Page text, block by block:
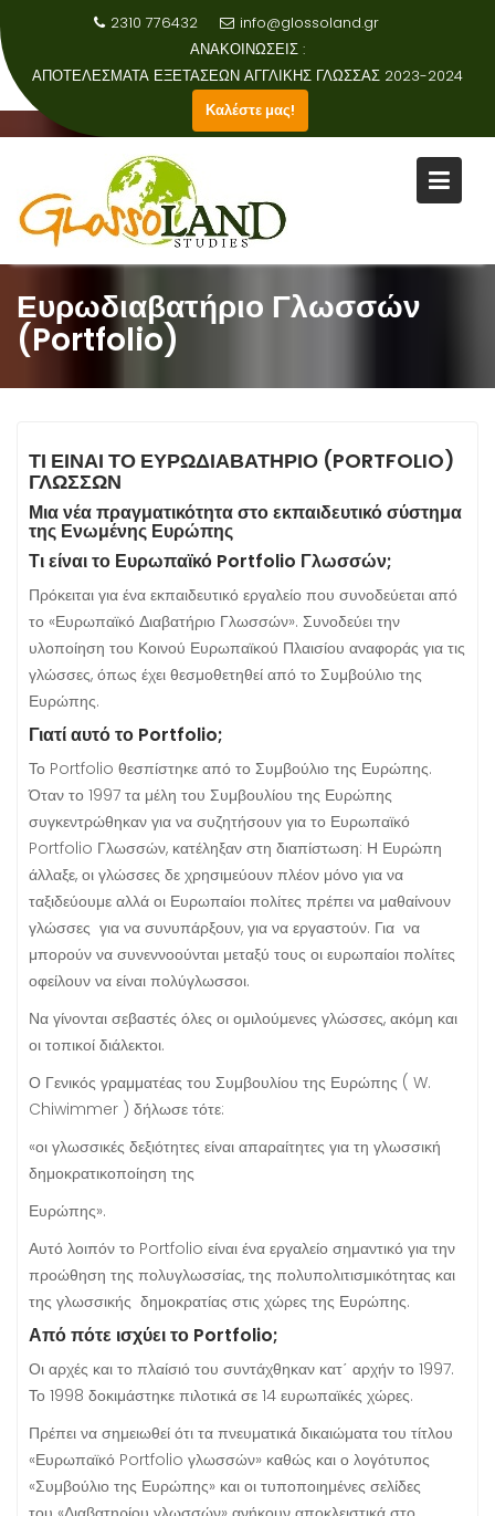
2310 776432
info@glossoland.gr
ΑΝΑΚΟΙΝΩΣΕΙΣ :
ΑΠΟΤΕΛΕΣΜΑΤΑ ΕΞΕΤΑΣΕΩΝ ΑΓΓΛΙΚΗΣ ΓΛΩΣΣΑΣ 2023-2024
Καλέστε μας!
Ευρωδιαβατήριο Γλωσσών
(Portfolio)
ΤΙ ΕΙΝΑΙ ΤΟ ΕΥΡΩΔΙΑΒΑΤΗΡΙΟ (PORTFOLIO)
ΓΛΩΣΣΩΝ
Μια νέα πραγματικότητα στο εκπαιδευτικό σύστημα
της Ενωμένης Ευρώπης
Τι είναι το Ευρωπαϊκό Portfolio Γλωσσών;
Πρόκειται για ένα εκπαιδευτικό εργαλείο που συνοδεύεται από
το «Ευρωπαϊκό Διαβατήριο Γλωσσών». Συνοδεύει την
υλοποίηση του Κοινού Ευρωπαϊκού Πλαισίου αναφοράς για τις
γλώσσες, όπως έχει θεσμοθετηθεί από το Συμβούλιο της
Ευρώπης.
Γιατί αυτό το Portfolio;
Το Portfolio θεσπίστηκε από το Συμβούλιο της Ευρώπης.
Όταν το 1997 τα μέλη του Συμβουλίου της Ευρώπης
συγκεντρώθηκαν για να συζητήσουν για το Ευρωπαϊκό
Portfolio Γλωσσών, κατέληξαν στη διαπίστωση: Η Ευρώπη
άλλαξε, οι γλώσσες δε χρησιμεύουν πλέον μόνο για να
ταξιδεύουμε αλλά οι Ευρωπαίοι πολίτες πρέπει να μαθαίνουν
γλώσσες για να συνυπάρξουν, για να εργαστούν. Για να
μπορούν να συνεννοούνται μεταξύ τους οι ευρωπαίοι πολίτες
οφείλουν να είναι πολύγλωσσοι.
Να γίνονται σεβαστές όλες οι ομιλούμενες γλώσσες, ακόμη και
οι τοπικοί διάλεκτοι.
Ο Γενικός γραμματέας του Συμβουλίου της Ευρώπης ( W.
Chiwimmer ) δήλωσε τότε:
«οι γλωσσικές δεξιότητες είναι απαραίτητες για τη γλωσσική
δημοκρατικοποίηση της
Ευρώπης».
Αυτό λοιπόν το Portfolio είναι ένα εργαλείο σημαντικό για την
προώθηση της πολυγλωσσίας, της πολυπολιτισμικότητας και
της γλωσσικής δημοκρατίας στις χώρες της Ευρώπης.
Από πότε ισχύει το Portfolio;
Οι αρχές και το πλαίσιό του συντάχθηκαν κατ΄ αρχήν το 1997.
Το 1998 δοκιμάστηκε πιλοτικά σε 14 ευρωπαϊκές χώρες.
Πρέπει να σημειωθεί ότι τα πνευματικά δικαιώματα του τίτλου
«Ευρωπαϊκό Portfolio γλωσσών» καθώς και ο λογότυπος
«Συμβούλιο της Ευρώπης» και οι τυποποιημένες σελίδες